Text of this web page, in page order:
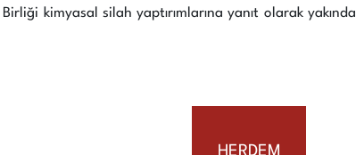
kimyasal silah yaptırımlarına yanıt olarak yakında
HERDEM